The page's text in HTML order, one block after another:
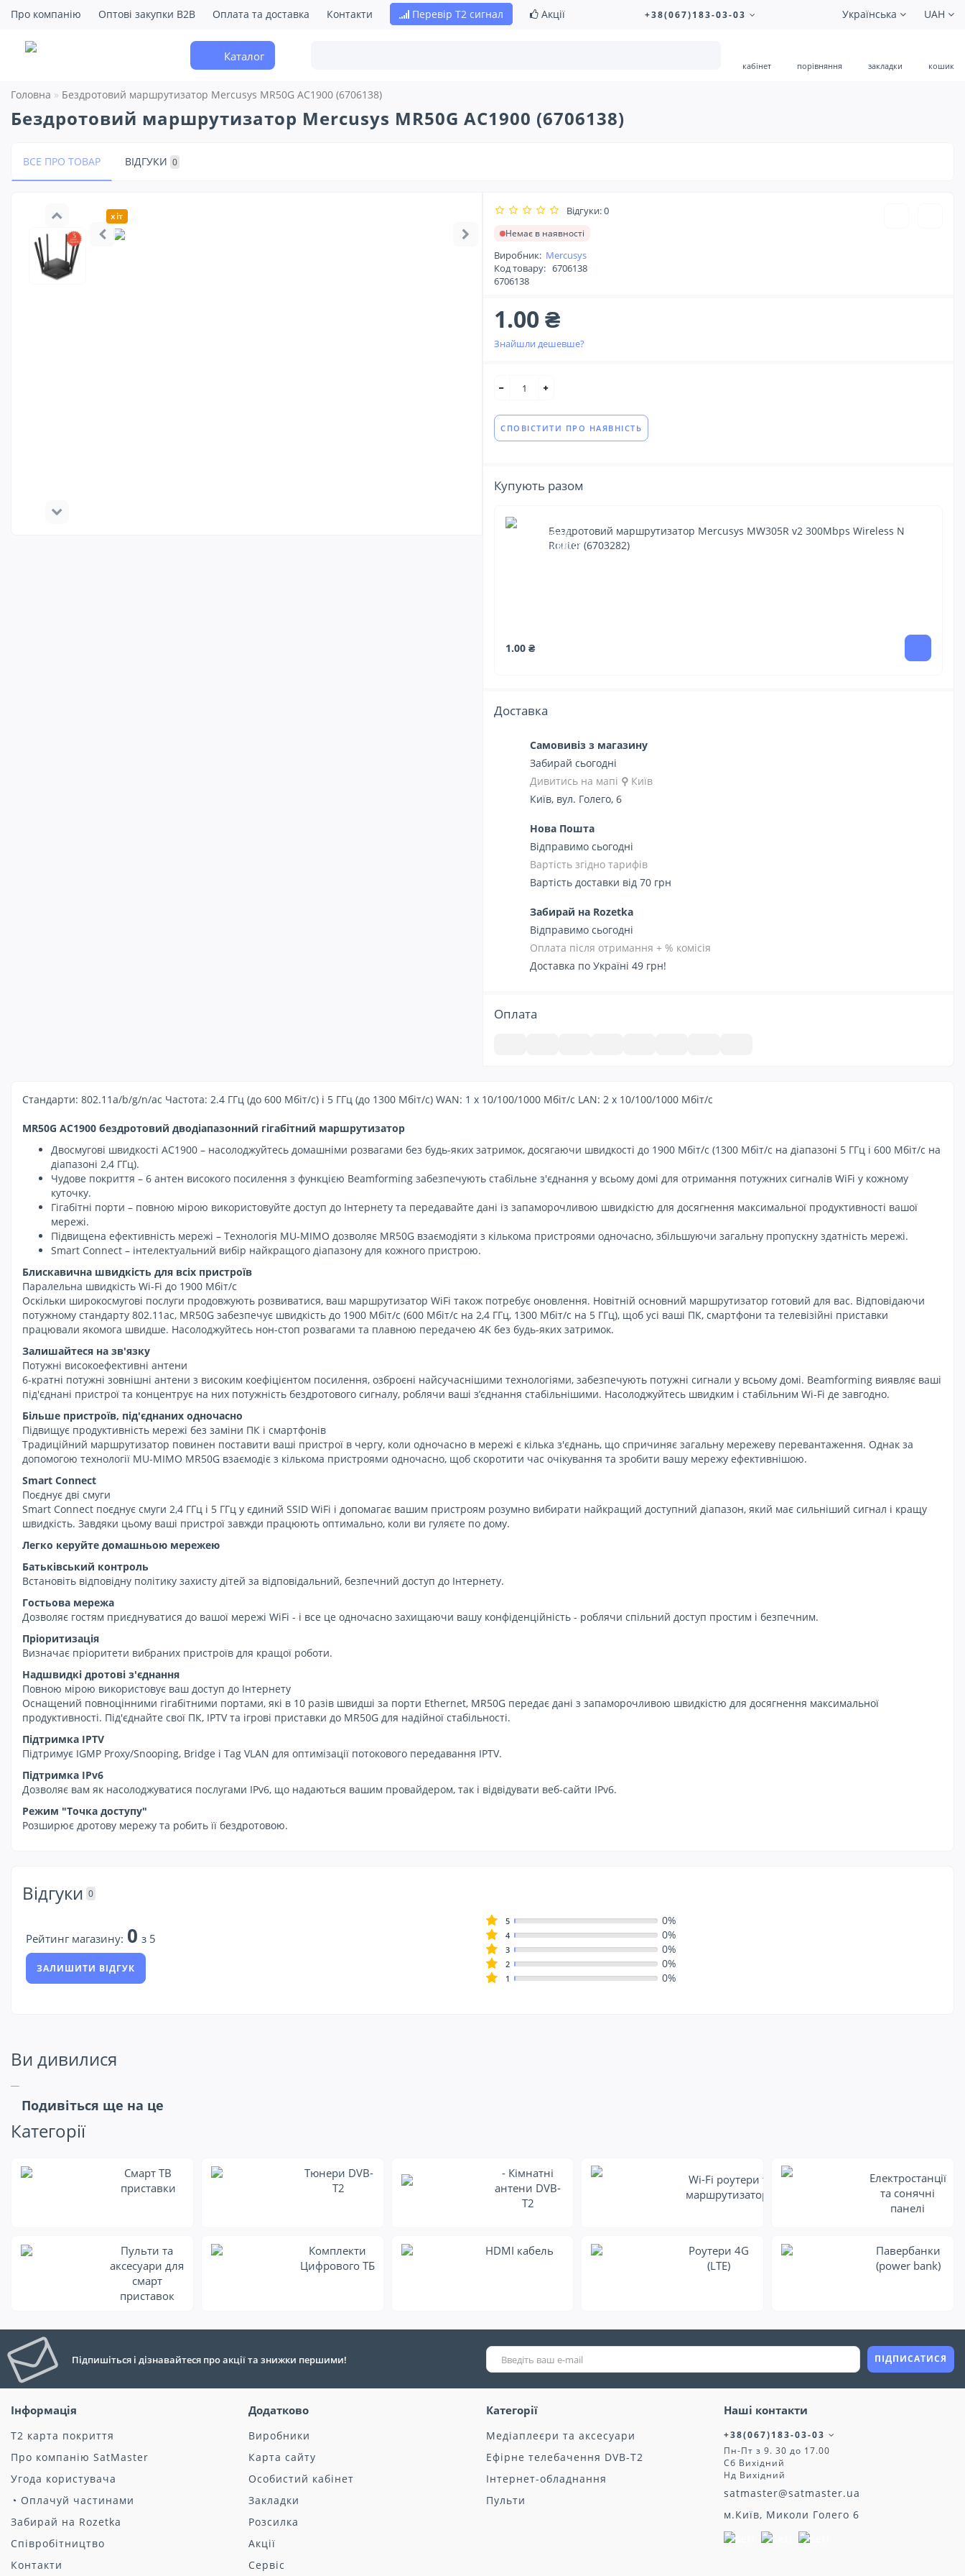
Про компанію Оптові закупки B2B Оплата та доставка Контакти Перевір Т2 сигнал Акції +38(067)183-03-03 UAH
Українська
Каталог
кабінет порівняння закладки кошик
Головна Бездротовий маршрутизатор Mercusys MR50G AC1900 (6706138)
Бездротовий маршрутизатор Mercusys MR50G AC1900 (6706138)
ВСЕ ПРО ТОВАР ВІДГУКИ 0
хіт Відгуки: 0
Немає в наявності
Виробник: Mercusys
Код товару: 6706138
6706138
1.00 ₴
Знайшли дешевше?
СПОВІСТИТИ ПРО НАЯВНІСТЬ
Купують разом
Бездротовий маршрутизатор Mercusys MW305R v2 300Mbps Wireless N
Router (6703282)
1.00 ₴
Доставка
Самовивіз з магазину
Забирай сьогодні
Дивитись на мапі ⚲ Київ
Київ, вул. Голего, 6
Нова Пошта
Відправимо сьогодні
Вартість згідно тарифів
Вартість доставки від 70 грн
Забирай на Rozetka
Відправимо сьогодні
Оплата після отримання + % комісія
Доставка по Україні 49 грн!
Оплата
Стандарти: 802.11a/b/g/n/ac Частота: 2.4 ГГц (до 600 Мбіт/с) і 5 ГГц (до 1300 Мбіт/с) WAN: 1 x 10/100/1000 Мбіт/с LAN: 2 x 10/100/1000 Мбіт/с
MR50G AC1900 бездротовий дводіапазонний гігабітний маршрутизатор
Двосмугові швидкості AC1900 – насолоджуйтесь домашніми розвагами без будь-яких затримок, досягаючи швидкості до 1900 Мбіт/с (1300 Мбіт/с на діапазоні 5 ГГц і 600 Мбіт/с на
діапазоні 2,4 ГГц).
Чудове покриття – 6 антен високого посилення з функцією Beamforming забезпечують стабільне з'єднання у всьому домі для отримання потужних сигналів WiFi у кожному
куточку.
Гігабітні порти – повною мірою використовуйте доступ до Інтернету та передавайте дані із запаморочливою швидкістю для досягнення максимальної продуктивності вашої
мережі.
Підвищена ефективність мережі – Технологія MU-MIMO дозволяє MR50G взаємодіяти з кількома пристроями одночасно, збільшуючи загальну пропускну здатність мережі.
Smart Connect – інтелектуальний вибір найкращого діапазону для кожного пристрою.
Блискавична швидкість для всіх пристроїв
Паралельна швидкість Wi-Fi до 1900 Мбіт/с
Оскільки широкосмугові послуги продовжують розвиватися, ваш маршрутизатор WiFi також потребує оновлення. Новітній основний маршрутизатор готовий для вас. Відповідаючи
потужному стандарту 802.11ac, MR50G забезпечує швидкість до 1900 Мбіт/с (600 Мбіт/с на 2,4 ГГц, 1300 Мбіт/с на 5 ГГц), щоб усі ваші ПК, смартфони та телевізійні приставки
працювали якомога швидше. Насолоджуйтесь нон-стоп розвагами та плавною передачею 4K без будь-яких затримок.
Залишайтеся на зв'язку
Потужні високоефективні антени
6-кратні потужні зовнішні антени з високим коефіцієнтом посилення, озброєні найсучаснішими технологіями, забезпечують потужні сигнали у всьому домі. Beamforming виявляє ваші
під'єднані пристрої та концентрує на них потужність бездротового сигналу, роблячи ваші з’єднання стабільнішими. Насолоджуйтесь швидким і стабільним Wi-Fi де завгодно.
Більше пристроїв, під'єднаних одночасно
Підвищує продуктивність мережі без заміни ПК і смартфонів
Традиційний маршрутизатор повинен поставити ваші пристрої в чергу, коли одночасно в мережі є кілька з'єднань, що спричиняє загальну мережеву перевантаження. Однак за
допомогою технології MU-MIMO MR50G взаємодіє з кількома пристроями одночасно, щоб скоротити час очікування та зробити вашу мережу ефективнішою.
Smart Connect
Поєднує дві смуги
Smart Connect поєднує смуги 2,4 ГГц і 5 ГГц у єдиний SSID WiFi і допомагає вашим пристроям розумно вибирати найкращий доступний діапазон, який має сильніший сигнал і кращу
швидкість. Завдяки цьому ваші пристрої завжди працюють оптимально, коли ви гуляєте по дому.
Легко керуйте домашньою мережею
Батьківський контроль
Встановіть відповідну політику захисту дітей за відповідальний, безпечний доступ до Інтернету.
Гостьова мережа
Дозволяє гостям приєднуватися до вашої мережі WiFi - і все це одночасно захищаючи вашу конфіденційність - роблячи спільний доступ простим і безпечним.
Пріоритизація
Визначає пріоритети вибраних пристроїв для кращої роботи.
Надшвидкі дротові з'єднання
Повною мірою використовує ваш доступ до Інтернету
Оснащений повноцінними гігабітними портами, які в 10 разів швидші за порти Ethernet, MR50G передає дані з запаморочливою швидкістю для досягнення максимальної
продуктивності. Під'єднайте свої ПК, IPTV та ігрові приставки до MR50G для надійної стабільності.
Підтримка IPTV
Підтримує IGMP Proxy/Snooping, Bridge і Tag VLAN для оптимізації потокового передавання IPTV.
Підтримка IPv6
Дозволяє вам як насолоджуватися послугами IPv6, що надаються вашим провайдером, так і відвідувати веб-сайти IPv6.
Режим "Точка доступу"
Розширює дротову мережу та робить її бездротовою.
Відгуки 0
Рейтинг магазину: 0 з 5
ЗАЛИШИТИ ВІДГУК
5 0%
4 0%
3 0%
2 0%
1 0%
Ви дивилися
Подивіться ще на це
Категорії
Смарт ТВ
приставки
Тюнери DVB-
T2
- Кімнатні
антени DVB-
T2
Wi-Fi роутери та
маршрутизатори
Електростанції
та сонячні
панелі
Пульти та
аксесуари для
смарт
приставок
Комплекти
Цифрового ТБ
HDMI кабель
Роутери 4G
(LTE)
Павербанки
(power bank)
Підпишіться і дізнавайтеся про акції та знижки першими! ПІДПИСАТИСЯ
Інформація
Т2 карта покриття
Про компанію SatMaster
Угода користувача
◔ Оплачуй частинами
Забирай на Rozetka
Співробітництво
Контакти
Додатково
Виробники
Карта сайту
Особистий кабінет
Закладки
Розсилка
Акції
Сервіс
Категорії
Медіаплеєри та аксесуари
Ефірне телебачення DVB-T2
Інтернет-обладнання
Пульти
Наші контакти
+38(067)183-03-03
Пн-Пт з 9. 30 до 17.00
Сб Вихідний
Нд Вихідний
satmaster@satmaster.ua
м.Київ, Миколи Голего 6